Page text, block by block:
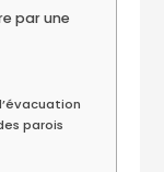
par une
parois